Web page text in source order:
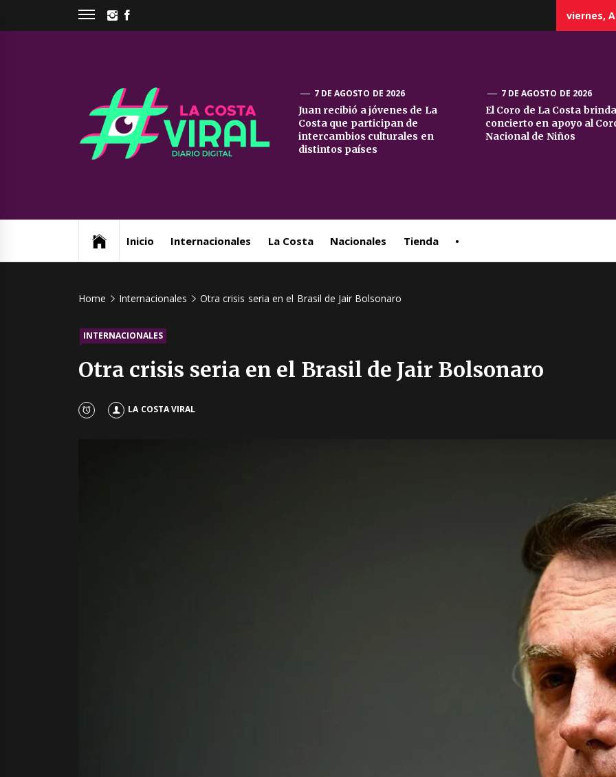
INSTAGRAM
viernes,
La
Costa
7 DE AGOSTO DE 2026
Juan recibió a jóvenes de La
Costa que participan de
intercambios culturales en
distintos países
7 DE AGOSTO DE 2026
El Coro de La Costa
concierto en apoyo al
Nacional de Niños
Inicio Internacionales La Costa Nacionales Tienda •
Home Internacionales Otra crisis seria en el Brasil de Jair Bolsonaro
INTERNACIONALES
Otra crisis seria en el Brasil de Jair Bolsonaro
LA COSTA VIRAL